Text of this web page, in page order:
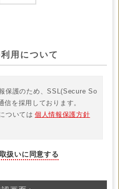
用について
保護のため、SSL(Secure So
を採用しております。
ついては 個人情報保護方針
扱いに同意する